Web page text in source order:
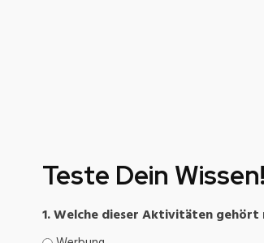
Teste Dein Wissen!
1. Welche dieser Aktivitäten